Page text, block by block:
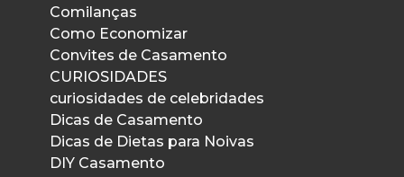
Comilanças
Como Economizar
Convites de Casamento
CURIOSIDADES
curiosidades de celebridades
Dicas de Casamento
Dicas de Dietas para Noivas
DIY Casamento